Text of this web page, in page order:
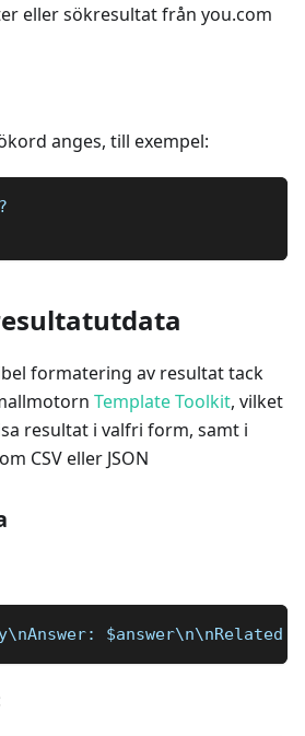
eller sökresultat från you.com
anges, till exempel:
formatering av resultat tack
Template Toolkit, vilket
resultat i valfri form, samt i
CSV eller JSON